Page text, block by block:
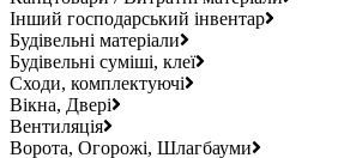
Інший господарський інвентар
Будівельні матеріали
Будівельні суміші, клеї
Сходи, комплектуючі
Вікна, Двері
Вентиляція
Ворота, Огорожі, Шлагбауми